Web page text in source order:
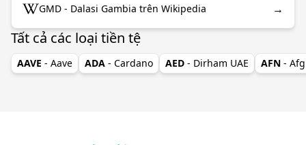
GMD - Dalasi Gambia trên Wikipedia →
Tất cả các loại tiền tệ
AAVE - Aave ADA - Cardano AED - Dirham UAE AFN -